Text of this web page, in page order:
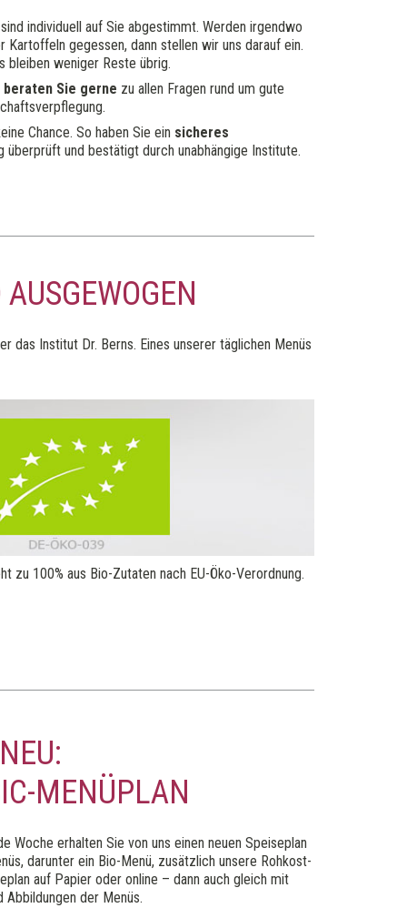
sind individuell auf Sie abgestimmt. Werden irgendwo
Kartoffeln gegessen, dann stellen wir uns darauf ein.
bleiben weniger Reste übrig.
Sie gerne zu allen Fragen rund um gute
Chance. So haben Sie ein sicheres
überprüft und bestätigt durch unabhängige Institute.
das Institut Dr. Berns. Eines unserer täglichen Menüs
zu 100% aus Bio-Zutaten nach EU-Öko-Verordnung.
MENÜPLAN
Woche erhalten Sie von uns einen neuen Speiseplan
darunter ein Bio-Menü, zusätzlich unsere Rohkost-
auf Papier oder online – dann auch gleich mit
Abbildungen der Menüs.